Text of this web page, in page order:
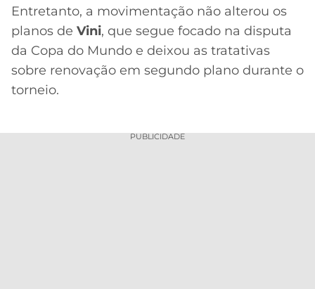
Entretanto, a movimentação não alterou os
planos de Vini, que segue focado na disputa
da Copa do Mundo e deixou as tratativas
sobre renovação em segundo plano durante o
torneio.
PUBLICIDADE